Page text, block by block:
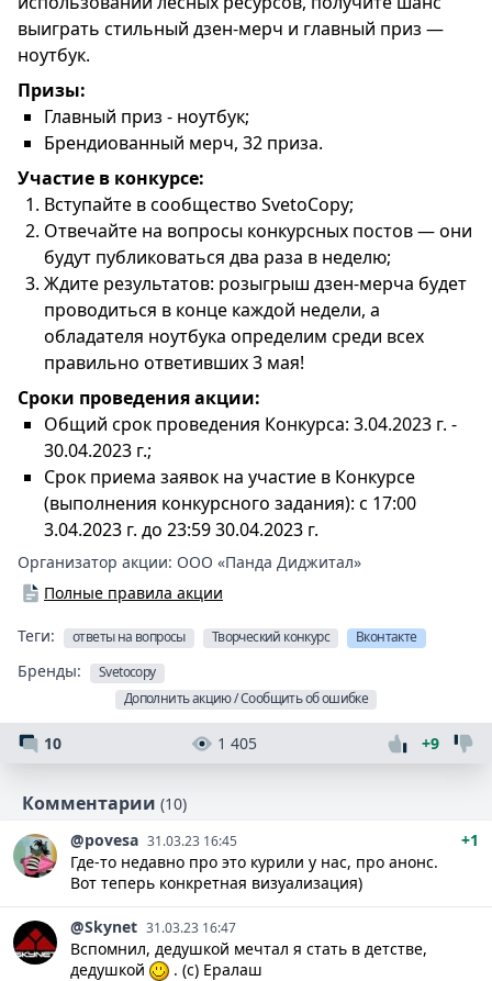
выиграть стильный дзен-мерч и главный приз —
ноутбук.
Призы:
Главный приз - ноутбук;
Брендиованный мерч, 32 приза.
Участие в конкурсе:
Вступайте в сообщество SvetoCopy;
Отвечайте на вопросы конкурсных постов — они
будут публиковаться два раза в неделю;
Ждите результатов: розыгрыш дзен-мерча будет
проводиться в конце каждой недели, а
обладателя ноутбука определим среди всех
правильно ответивших 3 мая!
Сроки проведения акции:
Общий срок проведения Конкурса: 3.04.2023 г. -
30.04.2023 г.;
Срок приема заявок на участие в Конкурсе
(выполнения конкурсного задания): с 17:00
3.04.2023 г. до 23:59 30.04.2023 г.
Организатор акции: ООО «Панда Диджитал»
Полные правила акции
Теги: ответы на вопросы Творческий конкурс Вконтакте
Бренды:
Svetocopy
Дополнить акцию / Сообщить об ошибке
10 1 405 +9
Комментарии (10)
@povesa 31.03.23 16:45
+1
Где-то недавно про это курили у нас, про анонс.
Вот теперь конкретная визуализация)
@Skynet 31.03.23 16:47
Вспомнил, дедушкой мечтал я стать в детстве,
дедушкой
. (с) Ералаш